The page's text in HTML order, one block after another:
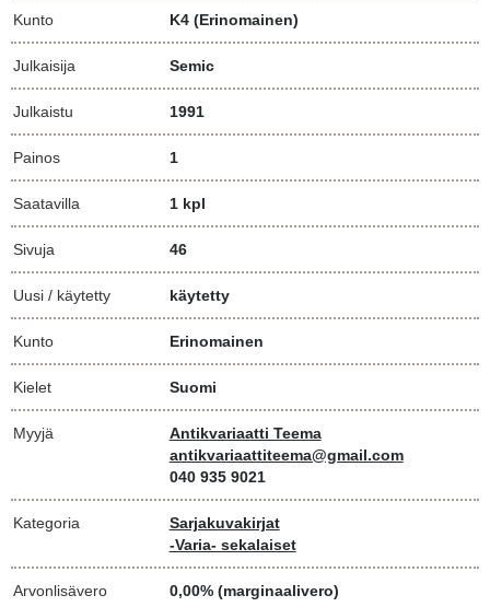
Kunto K4 (Erinomainen)
Julkaisija Semic
Julkaistu 1991
Painos 1
Saatavilla 1 kpl
Sivuja 46
Uusi / käytetty käytetty
Kunto Erinomainen
Kielet Suomi
Myyjä
Antikvariaatti Teema
antikvariaattiteema@gmail.com
040 935 9021
Kategoria
Sarjakuvakirjat
-Varia- sekalaiset
Arvonlisävero 0,00% (marginaalivero)